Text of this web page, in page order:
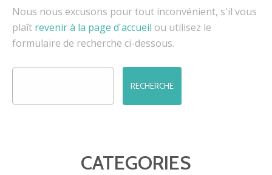
Nous nous excusons pour tout inconvénient, s'il vous
plaît revenir à la page d'accueil ou utilisez le
formulaire de recherche ci-dessous.
CATEGORIES